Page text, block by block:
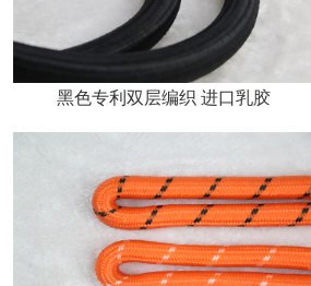
黑色专利双层编织 进口乳胶